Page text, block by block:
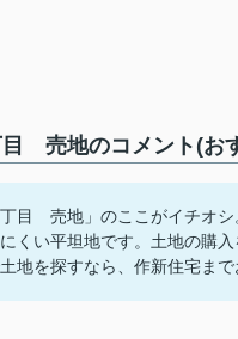
売地のコメント(お
丁目 売地」のここがイチオ
くい平坦地です。土地の購
地を探すなら、作新住宅ま